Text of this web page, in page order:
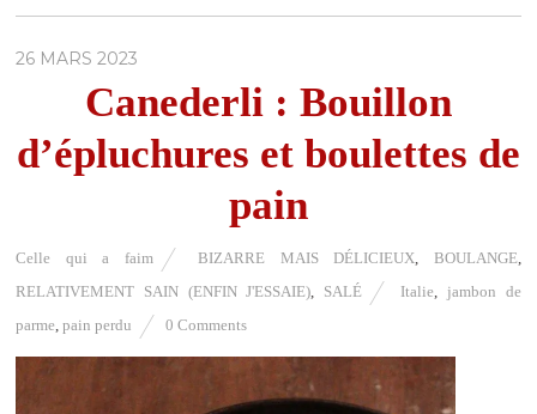
26 MARS 2023
Canederli : Bouillon
d’épluchures et boulettes de
pain
Celle qui a faim BIZARRE MAIS DÉLICIEUX BOULANGE,
RELATIVEMENT SAIN (ENFIN J'ESSAIE)
SALÉ Italie
jambon de
parme ,pain perdu 0 Comments